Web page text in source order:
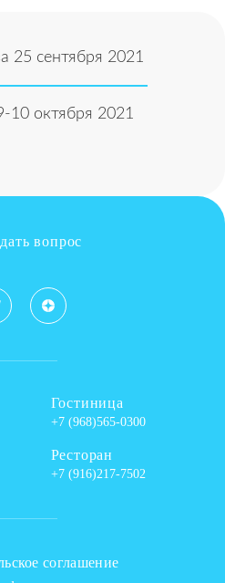
25 сентября 2021
10 октября 2021
вопрос
Гостиница
+7 (968)565-0300
Ресторан
+7 (916)217-7502
соглашение